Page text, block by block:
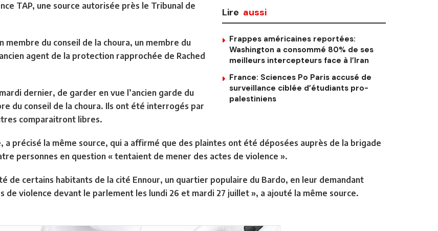
Lire aussi
Frappes américaines reportées:
Washington a consommé 80% de ses
meilleurs intercepteurs face à l’Iran
France: Sciences Po Paris accusé de
surveillance ciblée d’étudiants pro-
palestiniens
TAP, une source autorisée près le Tribunal de
du conseil de la choura, un membre du
agent de la protection rapprochée de Rached
dernier, de garder en vue l’ancien garde du
du conseil de la choura. Ils ont été interrogés par
comparaitront libres.
précisé la même source, qui a affirmé que des plaintes ont été déposées auprès de la brigade
personnes en question « tentaient de mener des actes de violence ».
de certains habitants de la cité Ennour, un quartier populaire du Bardo, en leur demandant
de violence devant le parlement les lundi 26 et mardi 27 juillet », a ajouté la même source.